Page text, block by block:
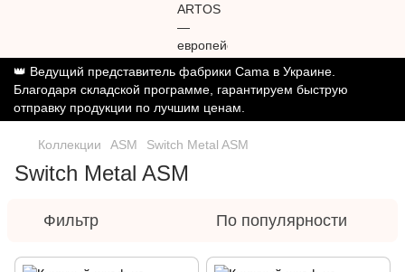
👑 Ведущий представитель фабрики Cama в Украине.
Благодаря складской программе, гарантируем быструю
отправку продукции по лучшим ценам.
Коллекции ASM Switch Metal ASM
Switch Metal ASM
Фильтр По популярности